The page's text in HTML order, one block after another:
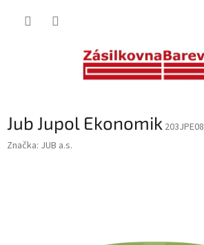
Jub Jupol Ekonomik 203JPE08
Značka: JUB a.s.